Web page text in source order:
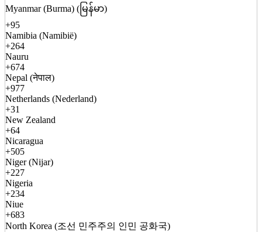
Myanmar (Burma) (မြန်မာ)
+95
Namibia (Namibië)
+264
Nauru
+674
Nepal (नेपाल)
+977
Netherlands (Nederland)
+31
New Zealand
+64
Nicaragua
+505
Niger (Nijar)
+227
Nigeria
+234
Niue
+683
North Korea (조선 민주주의 인민 공화국)